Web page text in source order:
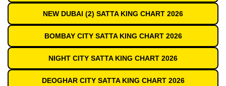
NEW DUBAI (2) SATTA KING CHART 2026
BOMBAY CITY SATTA KING CHART 2026
NIGHT CITY SATTA KING CHART 2026
DEOGHAR CITY SATTA KING CHART 2026